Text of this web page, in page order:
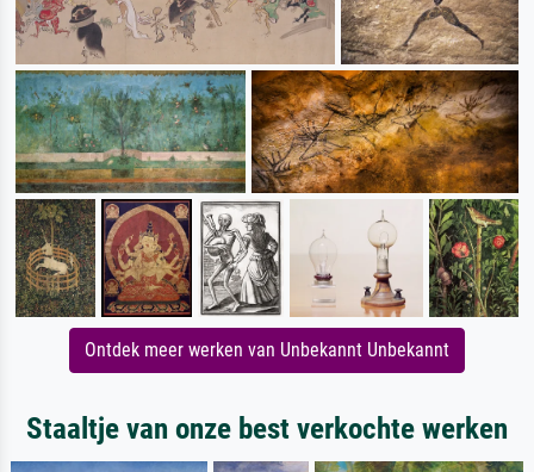
Ontdek meer werken van Unbekannt Unbekannt
Staaltje van onze best verkochte werken